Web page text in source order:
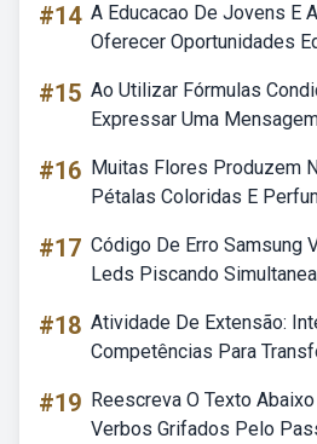
#14 A Educacao De Jovens E
Oferecer Oportunidades
#15 Ao Utilizar Fórmulas
Expressar Uma
#16 Muitas Flores Produzem
Pétalas Coloridas E
#17 Código De Erro Samsung
Leds Piscando
#18 Atividade De Extensão:
Competências Para
#19 Reescreva O Texto
Verbos Grifados Pelo